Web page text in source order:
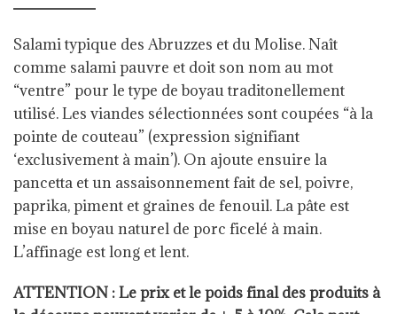
Salami typique des Abruzzes et du Molise. Naît
comme salami pauvre et doit son nom au mot
“ventre” pour le type de boyau traditonellement
utilisé. Les viandes sélectionnées sont coupées “à la
pointe de couteau” (expression signifiant
‘exclusivement à main’). On ajoute ensuire la
pancetta et un assaisonnement fait de sel, poivre,
paprika, piment et graines de fenouil. La pâte est
mise en boyau naturel de porc ficelé à main.
L’affinage est long et lent.
ATTENTION : Le prix et le poids final des produits à